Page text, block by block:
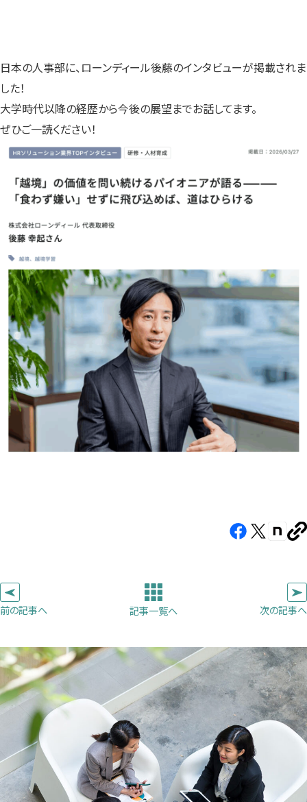
日本の人事部に、ローンディール後藤のインタビューが掲載されま
した！
大学時代以降の経歴から今後の展望までお話してます。
ぜひご一読ください！
Facebook（新
き
ま
す）
X（新
き
ま
す）
note（新
で
き
ま
す）
ー
前の記事へ 記事一覧へ 次の記事へ